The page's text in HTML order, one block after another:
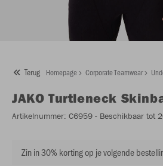
Terug Homepage Corporate Teamwear
JAKO Turtleneck
Artikelnummer: C6959 - Beschikbaar tot
Zin in 30% korting op je volgende